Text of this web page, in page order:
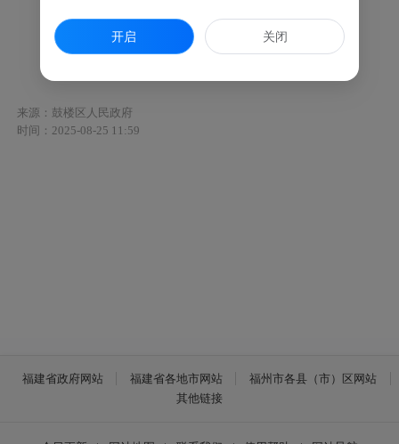
法》的通知
来源：鼓楼区人民政府
时间：2025-08-25 11:59
福建省政府网站 福建省各地市网站
福州市各县（市）区网站
其他链接
开启 关闭